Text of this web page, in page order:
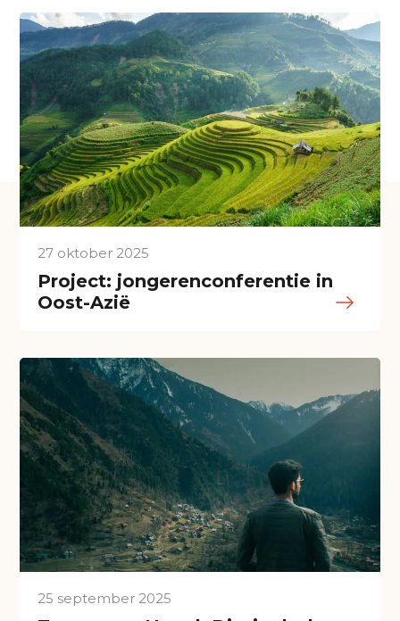
27 oktober 2025
Project: jongerenconferentie in
Oost-Azië
25 september 2025